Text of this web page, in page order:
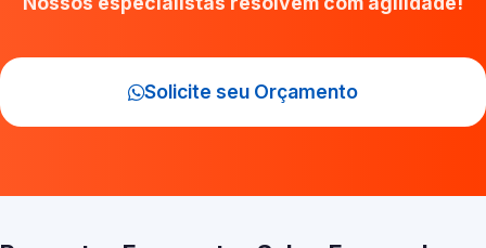
Solicite seu Orçamento